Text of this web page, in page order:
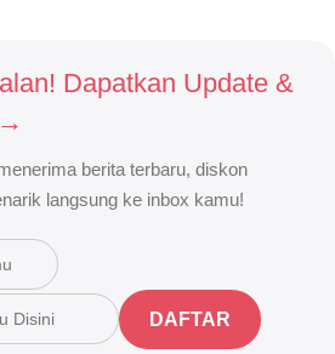
Dapatkan Update &
berita terbaru, diskon
langsung ke inbox kamu!
DAFTAR